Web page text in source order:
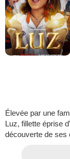
Élevée par une
Luz, fillette éprise
découverte de ses